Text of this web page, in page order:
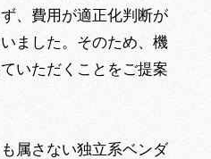
、費用が適正化判断が
ました。そのため、機
いただくことをご提案
属さない独立系ベンダ